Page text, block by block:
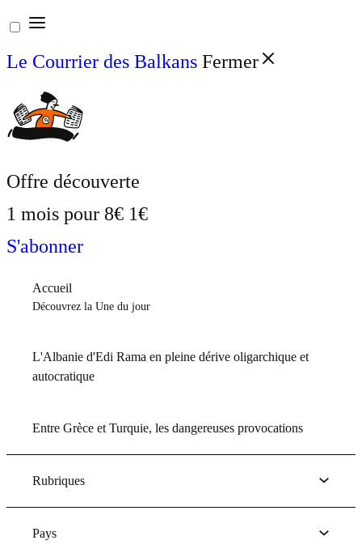
Aller
au
contenu
Le Courrier des Balkans Fermer
Offre découverte
1 mois pour 8€ 1€
S'abonner
Accueil
Découvrez la Une du jour
L'Albanie d'Edi Rama en pleine dérive oligarchique et
autocratique
Entre Grèce et Turquie, les dangereuses provocations
Rubriques
Pays